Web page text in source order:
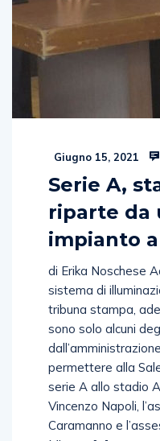
Giugno 15, 2021
Serie A,
riparte da
impianto
di Erika Noschese
sistema di
tribuna stampa,
sono solo alcuni
permettere alla
serie A allo stadio
Vincenzo Napoli,
Caramanno e